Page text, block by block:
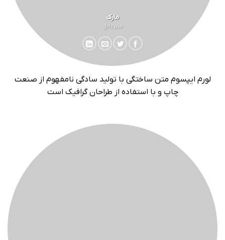
مارک
مدیرعامل
لورم ایپسوم متن ساختگی با تولید سادگی نامفهوم از صنعت
چاپ و با استفاده از طراحان گرافیک است